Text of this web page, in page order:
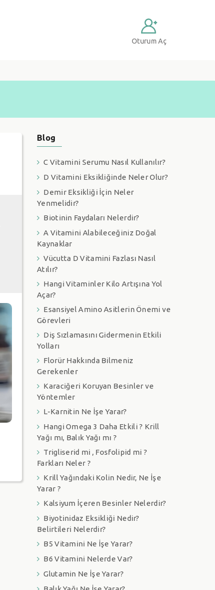
Oturum Aç
Blog
C Vitamini Serumu Nasıl Kullanılır?
D Vitamini Eksikliğinde Neler Olur?
Demir Eksikliği İçin Neler
Yenmelidir?
Biotinin Faydaları Nelerdir?
A Vitamini Alabileceğiniz Doğal
Kaynaklar
Vücutta D Vitamini Fazlası Nasıl
Atılır?
Hangi Vitaminler Kilo Artışına Yol
Açar?
Esansiyel Amino Asitlerin Önemi ve
Görevleri
Diş Sızlamasını Gidermenin Etkili
Yolları
Florür Hakkında Bilmeniz
Gerekenler
Karaciğeri Koruyan Besinler ve
Yöntemler
L-Karnitin Ne İşe Yarar?
Hangi Omega 3 Daha Etkili ? Krill
Yağı mı, Balık Yağı mı ?
Trigliserid mi , Fosfolipid mi ?
Farkları Neler ?
Krill Yağındaki Kolin Nedir, Ne İşe
Yarar ?
Kalsiyum İçeren Besinler Nelerdir?
Biyotinidaz Eksikliği Nedir?
Belirtileri Nelerdir?
B5 Vitamini Ne İşe Yarar?
B6 Vitamini Nelerde Var?
Glutamin Ne İşe Yarar?